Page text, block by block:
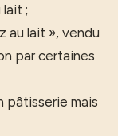
lait ;
au lait », vendu
par certaines
pâtisserie mais